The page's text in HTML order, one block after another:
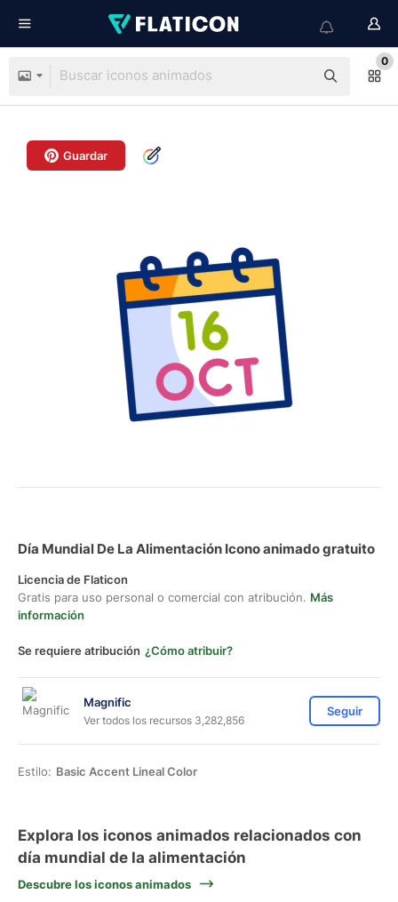
0
Guardar
Día Mundial De La Alimentación Icono animado gratuito
Licencia de Flaticon
Gratis para uso personal o comercial con atribución. Más
información
Se requiere atribución ¿Cómo atribuir?
Magnific
Ver todos los recursos 3,282,856
Seguir
Estilo: Basic Accent Lineal Color
Explora los iconos animados relacionados con
día mundial de la alimentación
Descubre los iconos animados